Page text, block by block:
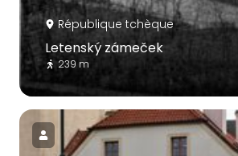
République tchèque
Letenský zámeček
239 m